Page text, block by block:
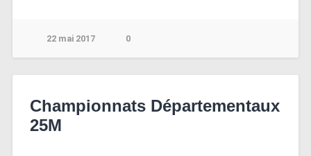
22 mai 2017 0
Championnats Départementaux
25M